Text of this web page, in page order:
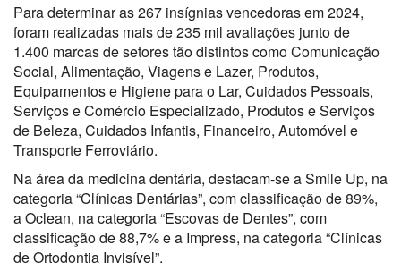
Para determinar as 267 insígnias vencedoras em 2024,
foram realizadas mais de 235 mil avaliações junto de
1.400 marcas de setores tão distintos como Comunicação
Social, Alimentação, Viagens e Lazer, Produtos,
Equipamentos e Higiene para o Lar, Cuidados Pessoais,
Serviços e Comércio Especializado, Produtos e Serviços
de Beleza, Cuidados Infantis, Financeiro, Automóvel e
Transporte Ferroviário.
Na área da medicina dentária, destacam-se a Smile Up, na
categoria “Clínicas Dentárias”, com classificação de 89%,
a Oclean, na categoria “Escovas de Dentes”, com
classificação de 88,7% e a Impress, na categoria “Clínicas
de Ortodontia Invisível”.